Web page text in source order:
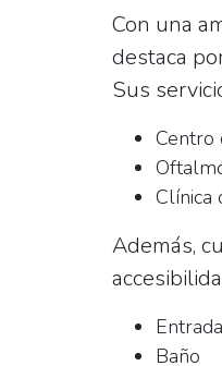
Con una
destaca
Sus
Centro
Clínica
Además,
Baño